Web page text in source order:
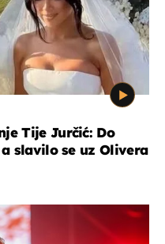
Tije Jurčić: Do
slavilo se uz Olivera